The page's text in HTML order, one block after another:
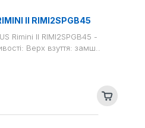
II RIMI2SPGB45
Rimini II RIMI2SPGB45 -
Верх взуття: замш..